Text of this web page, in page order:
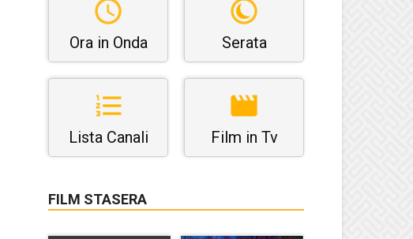
Ora in Onda Serata
Lista Canali Film in Tv
FILM STASERA